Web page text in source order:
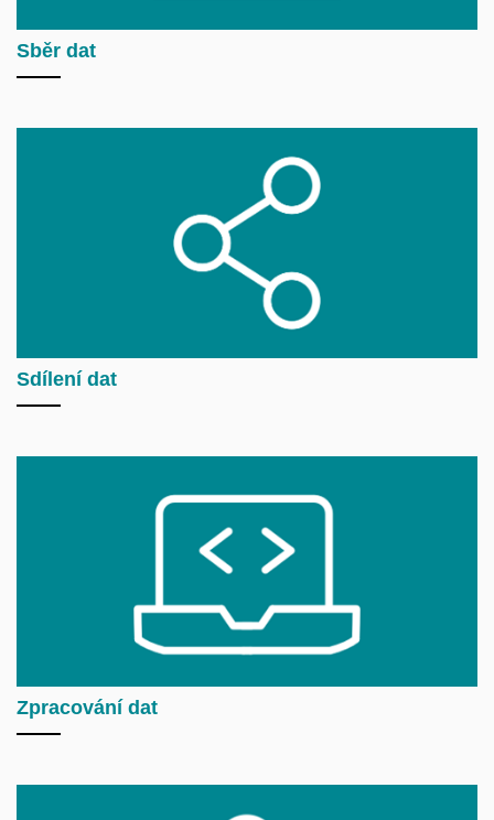
Sběr dat
Sdílení dat
Zpracování dat